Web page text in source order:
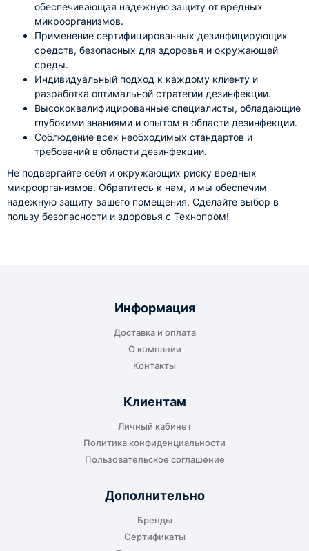
обеспечивающая надежную защиту от вредных
микроорганизмов.
Применение сертифицированных дезинфицирующих
средств, безопасных для здоровья и окружающей
среды.
Индивидуальный подход к каждому клиенту и
разработка оптимальной стратегии дезинфекции.
Высококвалифицированные специалисты, обладающие
глубокими знаниями и опытом в области дезинфекции.
Соблюдение всех необходимых стандартов и
требований в области дезинфекции.
Не подвергайте себя и окружающих риску вредных
микроорганизмов. Обратитесь к нам, и мы обеспечим
надежную защиту вашего помещения. Сделайте выбор в
пользу безопасности и здоровья с Технопром!
Информация
Доставка и оплата
О компании
Контакты
Клиентам
Личный кабинет
Политика конфиденциальности
Пользовательское соглашение
Дополнительно
Бренды
Сертификаты